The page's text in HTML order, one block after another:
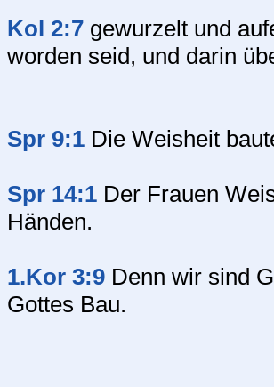
Kol 2:7 gewurzelt und
worden seid, und darin
Spr 9:1 Die Weisheit
Spr 14:1 Der Frauen
Händen.
1.Kor 3:9 Denn wir sind
Gottes Bau.